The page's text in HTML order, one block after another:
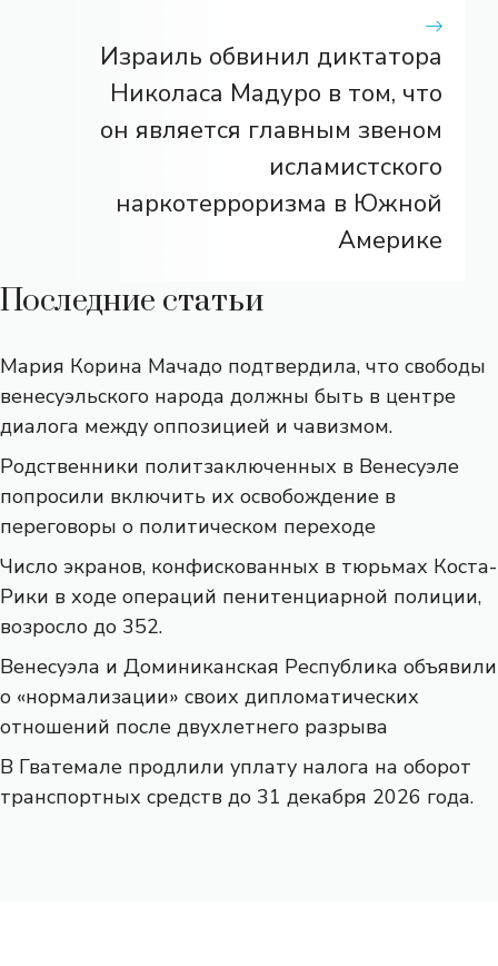
Израиль обвинил диктатора
Николаса Мадуро в том, что
он является главным звеном
исламистского
наркотерроризма в Южной
Америке
Последние статьи
Мария Корина Мачадо подтвердила, что свободы
венесуэльского народа должны быть в центре
диалога между оппозицией и чавизмом.
Родственники политзаключенных в Венесуэле
попросили включить их освобождение в
переговоры о политическом переходе
Число экранов, конфискованных в тюрьмах Коста-
Рики в ходе операций пенитенциарной полиции,
возросло до 352.
Венесуэла и Доминиканская Республика объявили
о «нормализации» своих дипломатических
отношений после двухлетнего разрыва
В Гватемале продлили уплату налога на оборот
транспортных средств до 31 декабря 2026 года.